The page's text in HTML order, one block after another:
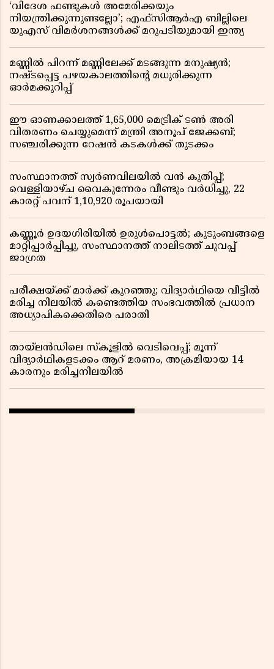
‘വിദേശ ഫണ്ടുകൾ അമേരിക്കയും
നിയന്ത്രിക്കുന്നുണ്ടല്ലോ’; എഫ്സിആർഎ ബില്ലിലെ
യുഎസ് വിമർശനങ്ങൾക്ക് മറുപടിയുമായി ഇന്ത്യ
മണ്ണിൽ പിറന്ന് മണ്ണിലേക്ക് മടങ്ങുന്ന മനുഷ്യൻ;
നഷ്ടപ്പെട്ട പഴയകാലത്തിൻ്റെ മധുരിക്കുന്ന
ഓർമക്കുറിപ്പ്
ഈ ഓണക്കാലത്ത് 1,65,000 മെട്രിക് ടൺ അരി
വിതരണം ചെയ്യുമെന്ന് മന്ത്രി അനൂപ് ജേക്കബ്;
സഞ്ചരിക്കുന്ന റേഷൻ കടകൾക്ക് തുടക്കം
സംസ്ഥാനത്ത് സ്വർണവിലയിൽ വൻ കുതിപ്പ്;
വെള്ളിയാഴ്ച വൈകുന്നേരം വീണ്ടും വർധിച്ചു, 22
കാരറ്റ് പവന് 1,10,920 രൂപയായി
കണ്ണൂർ ഉദയഗിരിയിൽ ഉരുൾപൊട്ടൽ; കുടുംബങ്ങളെ
മാറ്റിപ്പാർപ്പിച്ചു, സംസ്ഥാനത്ത് നാലിടത്ത് ചുവപ്പ്
ജാഗ്രത
പരീക്ഷയ്ക്ക് മാർക്ക് കുറഞ്ഞു; വിദ്യാർഥിയെ വീട്ടിൽ
മരിച്ച നിലയിൽ കണ്ടെത്തിയ സംഭവത്തിൽ പ്രധാന
അധ്യാപികക്കെതിരെ പരാതി
തായ്‌ലൻഡിലെ സ്‌കൂളിൽ വെടിവെപ്പ്; മൂന്ന്
വിദ്യാർഥികളടക്കം ആറ് മരണം, അക്രമിയായ 14
കാരനും മരിച്ചനിലയിൽ